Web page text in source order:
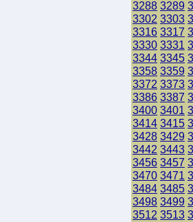
3288 3289
3302 3303
3316 3317
3330 3331
3344 3345
3358 3359
3372 3373
3386 3387
3400 3401
3414 3415
3428 3429
3442 3443
3456 3457
3470 3471
3484 3485
3498 3499
3512 3513